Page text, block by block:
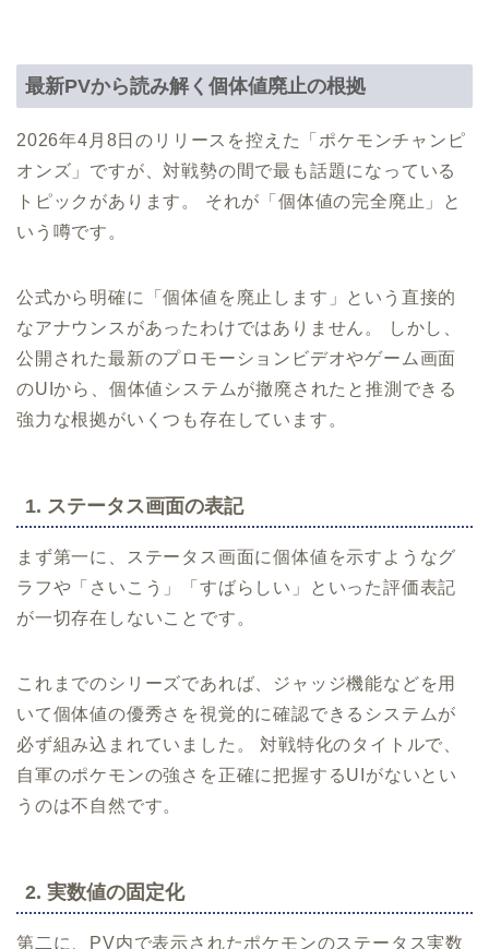
最新PVから読み解く個体値廃止の根拠
2026年4月8日のリリースを控えた「ポケモンチャンピ
オンズ」ですが、対戦勢の間で最も話題になっている
トピックがあります。 それが「個体値の完全廃止」と
いう噂です。
公式から明確に「個体値を廃止します」という直接的
なアナウンスがあったわけではありません。 しかし、
公開された最新のプロモーションビデオやゲーム画面
のUIから、個体値システムが撤廃されたと推測できる
強力な根拠がいくつも存在しています。
1. ステータス画面の表記
まず第一に、ステータス画面に個体値を示すようなグ
ラフや「さいこう」「すばらしい」といった評価表記
が一切存在しないことです。
これまでのシリーズであれば、ジャッジ機能などを用
いて個体値の優秀さを視覚的に確認できるシステムが
必ず組み込まれていました。 対戦特化のタイトルで、
自軍のポケモンの強さを正確に把握するUIがないとい
うのは不自然です。
2. 実数値の固定化
第二に、PV内で表示されたポケモンのステータス実数